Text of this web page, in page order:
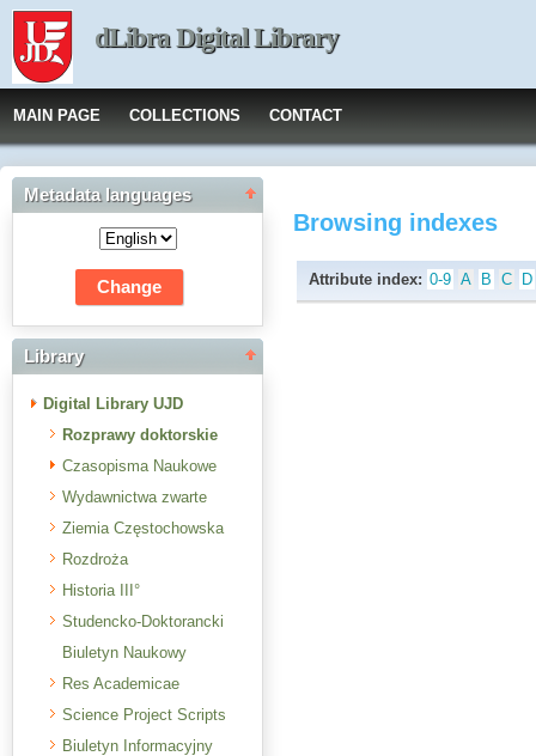
dLibra Digital Library
MAIN PAGE COLLECTIONS CONTACT
Metadata languages
Library
Digital Library UJD
Rozprawy doktorskie
Czasopisma Naukowe
Wydawnictwa zwarte
Ziemia Częstochowska
Rozdroża
Historia III°
Studencko-Doktorancki
Biuletyn Naukowy
Res Academicae
Science Project Scripts
Biuletyn Informacyjny
Browsing indexes
Attribute index: 0-9 A B C D